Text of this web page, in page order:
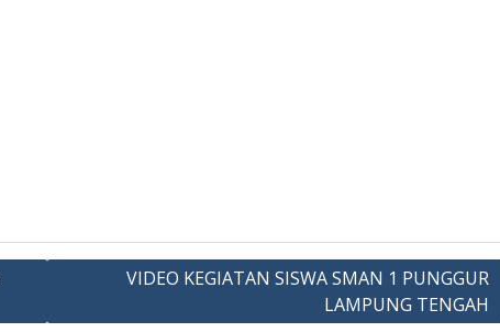
VIDEO KEGIATAN SISWA SMAN 1 PUNGGUR
LAMPUNG TENGAH